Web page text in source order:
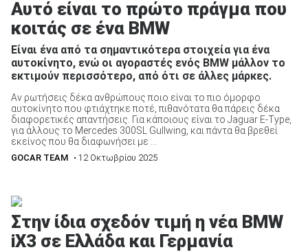
Αυτό είναι το πρώτο πράγμα που
κοιτάς σε ένα BMW
Είναι ένα από τα σημαντικότερα στοιχεία για ένα
αυτοκίνητο, ενώ οι αγοραστές ενός BMW μάλλον το
εκτιμούν περισσότερο, από ότι σε άλλες μάρκες.
Αν ρωτήσεις δέκα ανθρώπους ποιο είναι το πιο όμορφο
αυτοκίνητο που φτιάχτηκε ποτέ, πιθανότατα θα πάρεις δέκα
διαφορετικές απαντήσεις. Για κάποιους είναι το Jaguar E-Type,
για άλλους το Mercedes 300SL Gullwing, και πάντα θα βρεθεί
εκείνος που θα διαφωνήσει με ...
GOCAR TEAM • 12 Οκτωβρίου 2025
Στην ίδια σχεδόν τιμή η νέα BMW
iX3 σε Ελλάδα και Γερμανία